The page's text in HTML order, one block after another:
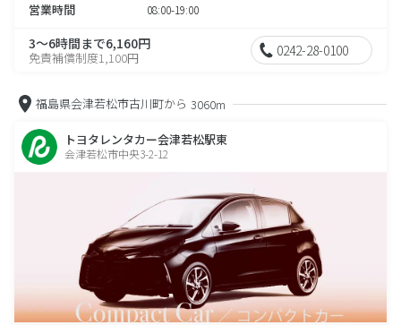
営業時間 08:00-19:00
3～6時間まで6,160円
免責補償制度1,100円 0242-28-0100
福島県会津若松市古川町から 3060m
トヨタレンタカー会津若松駅東
会津若松市中央3-2-12